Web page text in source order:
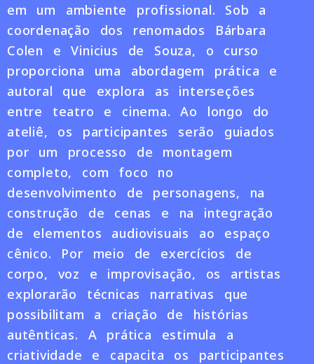
em um ambiente profissional. Sob a
coordenação dos renomados Bárbara
Colen e Vinicius de Souza, o curso
proporciona uma abordagem prática e
autoral que explora as interseções
entre teatro e cinema. Ao longo do
ateliê, os participantes serão guiados
por um processo de montagem
completo, com foco no
desenvolvimento de personagens, na
construção de cenas e na integração
de elementos audiovisuais ao espaço
cênico. Por meio de exercícios de
corpo, voz e improvisação, os artistas
explorarão técnicas narrativas que
possibilitam a criação de histórias
autênticas. A prática estimula a
criatividade e capacita os participantes